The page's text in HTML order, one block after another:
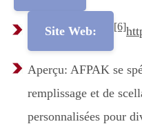
Site Web: [6]
Aperçu: AFPAK se
remplissage et de
personnalisées pour